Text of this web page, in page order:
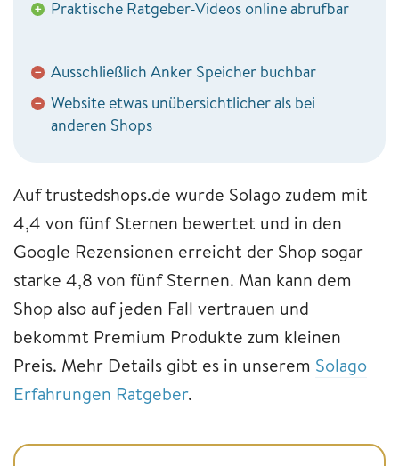
+ Praktische Ratgeber-Videos online abrufbar
− Ausschließlich Anker Speicher buchbar
− Website etwas unübersichtlicher als bei
anderen Shops
Auf trustedshops.de wurde Solago zudem mit
4,4 von fünf Sternen bewertet und in den
Google Rezensionen erreicht der Shop sogar
starke 4,8 von fünf Sternen. Man kann dem
Shop also auf jeden Fall vertrauen und
bekommt Premium Produkte zum kleinen
Preis. Mehr Details gibt es in unserem Solago
Erfahrungen Ratgeber.